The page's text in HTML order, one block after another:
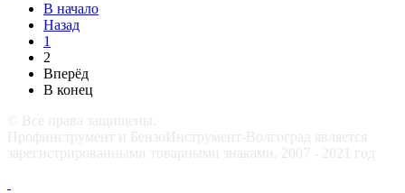
В начало
Назад
1
2
Вперёд
В конец
© Все права защищены.
Профинструмент и БензоИнструмент-Волгоград является
зарегистрированными товарными знаками. 2007 - 2021 год